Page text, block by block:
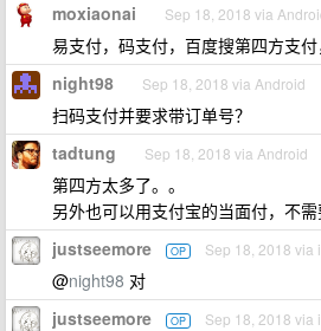
moxiaonai Sep 18, 2018 via
易支付，码支付，百度搜第四方支
night98 Sep 18, 2018 via Android
扫码支付并要求带订单号？
tadtung Sep 18, 2018 via Android
第四方太多了。。
另外也可以用支付宝的当面付，不
justseemore OP Sep 18, 2018 via
@night98 对
justseemore OP Sep 18, 2018 via